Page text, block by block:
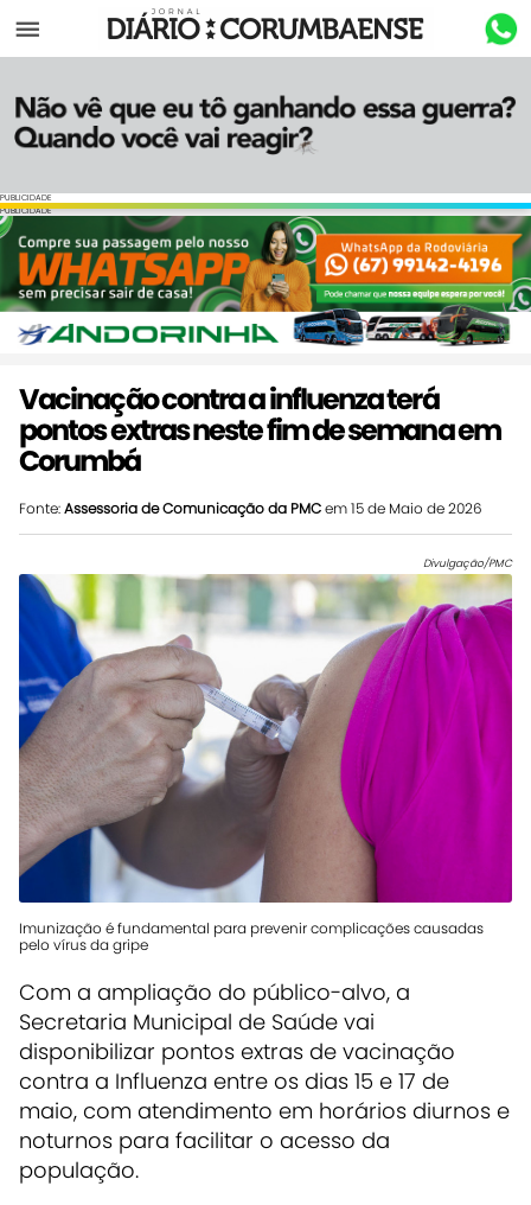
Menu
PUBLICIDADE
PUBLICIDADE
Vacinação contra a influenza terá
pontos extras neste fim de semana em
Corumbá
Fonte:Assessoria de Comunicação da PMCem 15 de Maio de 2026
Divulgação/PMC
Imunização é fundamental para prevenir complicações causadas
pelo vírus da gripe
Com a ampliação do público-alvo, a
Secretaria Municipal de Saúde vai
disponibilizar pontos extras de vacinação
contra a Influenza entre os dias 15 e 17 de
maio, com atendimento em horários diurnos e
noturnos para facilitar o acesso da
população.